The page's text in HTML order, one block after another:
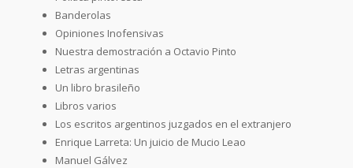
Banderolas
Opiniones Inofensivas
Nuestra demostración a Octavio Pinto
Letras argentinas
Un libro brasileño
Libros varios
Los escritos argentinos juzgados en el extranjero
Enrique Larreta: Un juicio de Mucio Leao
Manuel Gálvez